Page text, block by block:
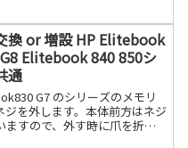
換 or 増設 HP Elitebook
Elitebook 840 850シ
通
G7 のシリーズのメモリ
を外します。本体前方はネジ
すので、外す時に爪を折ら